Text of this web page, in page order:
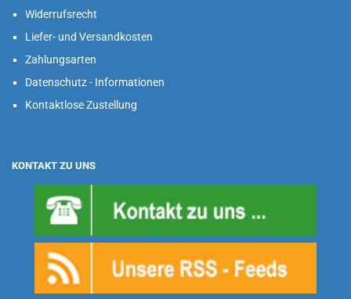
Widerrufsrecht
Liefer- und Versandkosten
Zahlungsarten
Datenschutz - Informationen
Kontaktlose Zustellung
KONTAKT ZU UNS